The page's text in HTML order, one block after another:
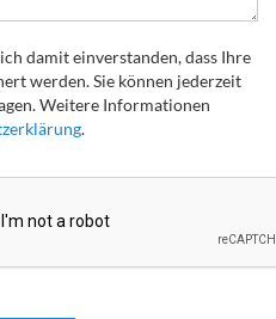
damit einverstanden, dass Ihre
werden. Sie können jederzeit
Weitere Informationen
.